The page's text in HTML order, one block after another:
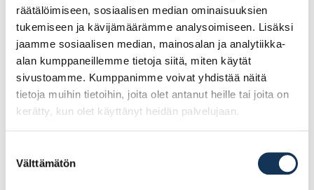
räätälöimiseen, sosiaalisen median ominaisuuksien
tukemiseen ja kävijämäärämme analysoimiseen. Lisäksi
jaamme sosiaalisen median, mainosalan ja analytiikka-
alan kumppaneillemme tietoja siitä, miten käytät
sivustoamme. Kumppanimme voivat yhdistää näitä
tietoja muihin tietoihin, joita olet antanut heille tai joita on
kerätty, kun olet käyttänyt heidän palvelujaan.
valinta
Välttämätön